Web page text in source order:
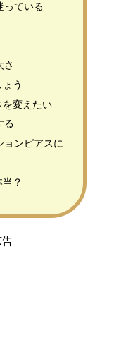
っている
さ
う
を変えたい
る
ョンピアスに
？
告